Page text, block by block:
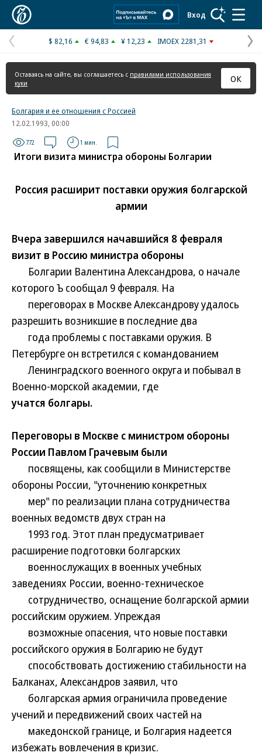
Вход
Предыдущая
страница
$ 82,16 € 94,83 ¥ 12,23 IMOEX 2281,31
Оставаясь на сайте, вы соглашаетесь с правилами использования
куки
ОК
Болгария и ее отношения с Россией
12.02.1993, 00:00
772 1 мин.
Итоги визита министра обороны Болгарии
Россия расширит поставки оружия болгарской
армии
Вчера завершился начавшийся 8 февраля
визит в Россию министра обороны
Болгарии Валентина Александрова, о начале
которого Ъ сообщал 9 февраля. На
переговорах в Москве Александрову удалось
разрешить возникшие в последние два
года проблемы с поставками оружия. В
Петербурге он встретился с командованием
Ленинградского военного округа и побывал в
Военно-морской академии, где
учатся болгары.
Переговоры в Москве с министром обороны
России Павлом Грачевым были
посвящены, как сообщили в Министерстве
обороны России, "уточнению конкретных
мер" по реализации плана сотрудничества
военных ведомств двух стран на
1993 год. Этот план предусматривает
расширение подготовки болгарских
военнослужащих в военных учебных
заведениях России, военно-техническое
сотрудничество, оснащение болгарской армии
российским оружием. Упреждая
возможные опасения, что новые поставки
российского оружия в Болгарию не будут
способствовать достижению стабильности на
Балканах, Александров заявил, что
болгарская армия ограничила проведение
учений и передвижений своих частей на
македонской границе, и Болгария надеется
избежать вовлечения в кризис.